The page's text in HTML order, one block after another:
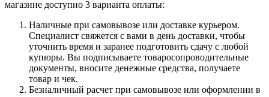
магазине доступно 3 варианта оплаты:
Наличные при самовывозе или доставке курьером.
Специалист свяжется с вами в день доставки, чтобы
уточнить время и заранее подготовить сдачу с любой
купюры. Вы подписываете товаросопроводительные
документы, вносите денежные средства, получаете
товар и чек.
Безналичный расчет при самовывозе или оформлении в